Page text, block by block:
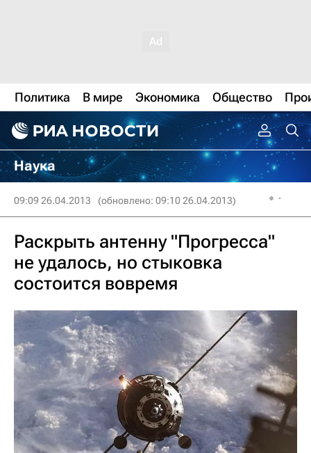
Политика В мире Экономика Общество
Наука
09:09 26.04.2013 (обновлено: 09:10 26.04.2013)
Раскрыть антенну "Прогресса"
не удалось, но стыковка
состоится вовремя